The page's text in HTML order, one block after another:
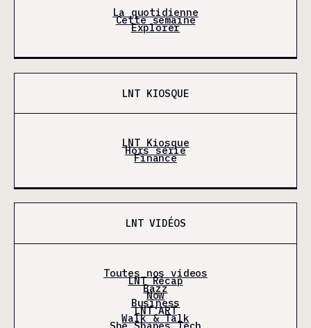
La quotidienne
Cette semaine
Explorer
LNT KIOSQUE
LNT Kiosque
Hors série
Finance
LNT VIDÉOS
Toutes nos videos
LNT Récap
Bazz
Now
Business
LNT'ART
Walk & Talk